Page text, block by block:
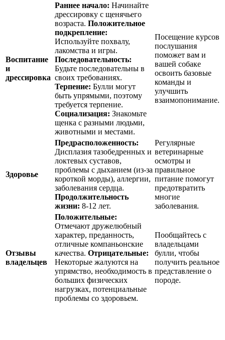
Воспитание
и
дрессировка
Раннее начало: Начинайте
дрессировку с щенячьего
возраста. Положительное
подкрепление:
Используйте похвалу,
лакомства и игры.
Последовательность:
Будьте последовательны в
своих требованиях.
Терпение: Булли могут
быть упрямыми, поэтому
требуется терпение.
Социализация: Знакомьте
щенка с разными людьми,
животными и местами.
Посещение курсов
послушания
поможет вам и
вашей собаке
освоить базовые
команды и
улучшить
взаимопонимание.
Здоровье
Предрасположенность:
Дисплазия тазобедренных и
локтевых суставов,
проблемы с дыханием (из-за
короткой морды), аллергии,
заболевания сердца.
Продолжительность
жизни: 8-12 лет.
Регулярные
ветеринарные
осмотры и
правильное
питание помогут
предотвратить
многие
заболевания.
Отзывы
владельцев
Положительные:
Отмечают дружелюбный
характер, преданность,
отличные компаньонские
качества. Отрицательные:
Некоторые жалуются на
упрямство, необходимость в
больших физических
нагрузках, потенциальные
проблемы со здоровьем.
Пообщайтесь с
владельцами
булли, чтобы
получить реальное
представление о
породе.